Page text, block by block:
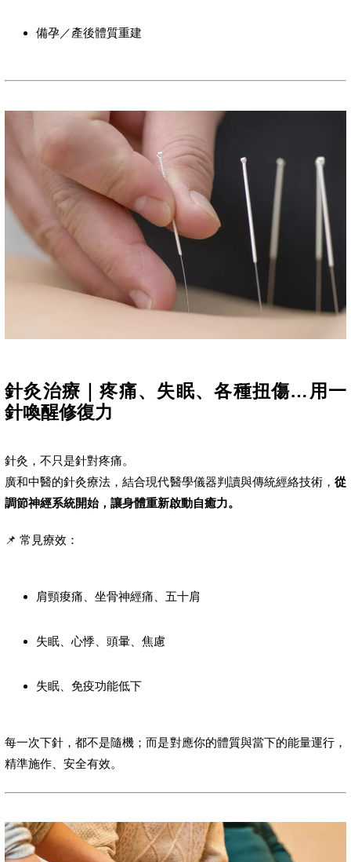
備孕／產後體質重建
針灸治療｜疼痛、失眠、各種扭傷…用一
針喚醒修復力
針灸，不只是針對疼痛。
廣和中醫的針灸療法，結合現代醫學儀器判讀與傳統經絡技術， 從
調節神經系統開始，讓身體重新啟動自癒力。
📌 常見療效：
肩頸痠痛、坐骨神經痛、五十肩
失眠、心悸、頭暈、焦慮
失眠、免疫功能低下
每一次下針，都不是隨機；而是對應你的體質與當下的能量運行，
精準施作、安全有效。